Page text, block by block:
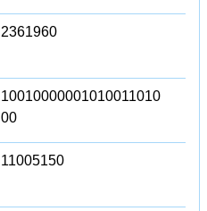
2361960
10010000001010011010
00
11005150